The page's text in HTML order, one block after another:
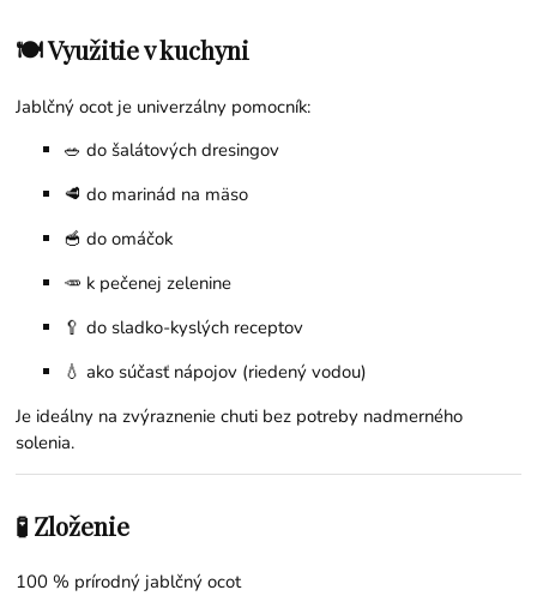
🍽 Využitie v kuchyni
Jablčný ocot je univerzálny pomocník:
🥗 do šalátových dresingov
🥩 do marinád na mäso
🥣 do omáčok
🥕 k pečenej zelenine
🥄 do sladko-kyslých receptov
💧 ako súčasť nápojov (riedený vodou)
Je ideálny na zvýraznenie chuti bez potreby nadmerného
solenia.
🧪 Zloženie
100 % prírodný jablčný ocot